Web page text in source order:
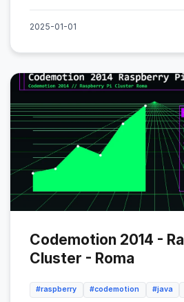
2025-01-01
Codemotion 2014 -
Cluster - Roma
#raspberry #codemotion #java